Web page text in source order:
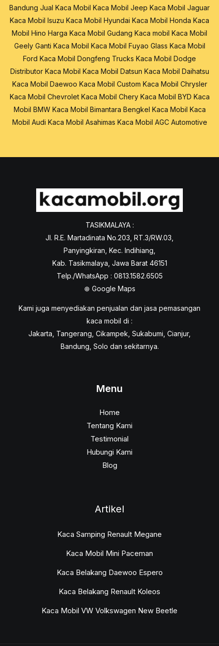
Bandung Jual Kaca Mobil Kaca Mobil Jeep Kaca Mobil Jaguar
Kaca Mobil Isuzu Kaca Mobil Hyundai Kaca Mobil Honda Kaca
Mobil Hino Harga Kaca Mobil Gudang Kaca mobil Kaca Mobil
Geely Ganti Kaca Mobil Kaca Mobil Fuyao Glass Kaca Mobil
Ford Kaca Mobil Dongfeng Trucks Kaca Mobil Dodge
Distributor Kaca Mobil Kaca Mobil Datsun Kaca Mobil Daihatsu
Kaca Mobil Daewoo Kaca Mobil Custom Kaca Mobil Chrysler
Kaca Mobil Chevrolet Kaca Mobil Chery Kaca Mobil BYD Kaca
Mobil BMW Kaca Mobil Bimantara Bengkel Kaca Mobil Kaca
Mobil Audi Kaca Mobil Asahimas Kaca Mobil AGC Automotive
TASIKMALAYA :
Jl. R.E. Martadinata No.203, RT.3/RW.03,
Panyingkiran, Kec. Indihiang,
Kab. Tasikmalaya, Jawa Barat 46151
Telp./WhatsApp : 0813.1582.6505
⊕ Google Maps
Kami juga menyediakan penjualan dan jasa pemasangan
kaca mobil di :
Jakarta, Tangerang, Cikampek, Sukabumi, Cianjur,
Bandung, Solo dan sekitarnya.
Menu
Home
Tentang Kami
Testimonial
Hubungi Kami
Blog
Artikel
Kaca Samping Renault Megane
Kaca Mobil Mini Paceman
Kaca Belakang Daewoo Espero
Kaca Belakang Renault Koleos
Kaca Mobil VW Volkswagen New Beetle